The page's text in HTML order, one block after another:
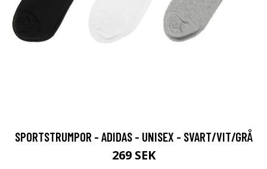
SPORTSTRUMPOR - ADIDAS - UNISEX - SVART/VIT/GRÅ
269 SEK